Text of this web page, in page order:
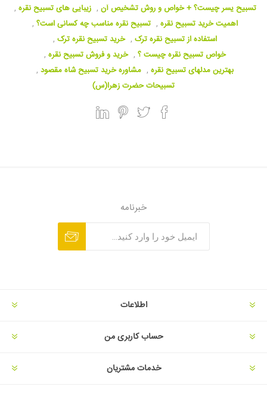
تسبیح یسر چیست؟ + خواص و روش تشخیص آن , زیبایی های تسبیح نقره ,
اهمیت خرید تسبیح نقره , تسبیح نقره مناسب چه کسانی است؟ ,
استفاده از تسبیح نقره ترک , خرید تسبیح نقره ترک ,
خواص تسبیح نقره چیست ؟ , خرید و فروش تسبیح نقره ,
بهترین مدلهای تسبیح نقره , مشاوره خرید تسبیح شاه مقصود ,
تسبیحات حضرت زهرا(س)
خبرنامه
اطلاعات
حساب کاربری من
خدمات مشتریان